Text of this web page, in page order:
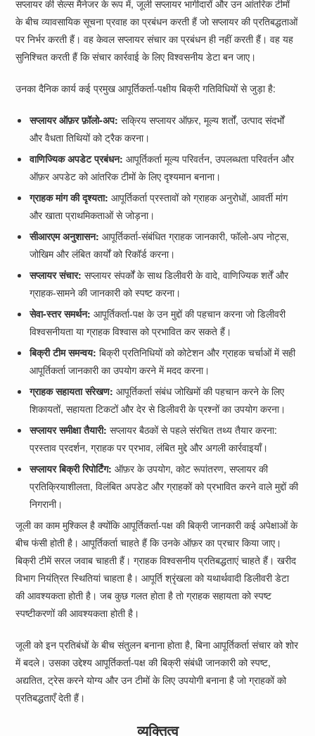
सप्लायर की सेल्स मैनेजर के रूप में, जूली सप्लायर भागीदारों और उन आंतरिक टीमों
के बीच व्यावसायिक सूचना प्रवाह का प्रबंधन करती हैं जो सप्लायर की प्रतिबद्धताओं
पर निर्भर करती हैं। वह केवल सप्लायर संचार का प्रबंधन ही नहीं करती हैं। वह यह
सुनिश्चित करती हैं कि संचार कार्रवाई के लिए विश्वसनीय डेटा बन जाए।
उनका दैनिक कार्य कई प्रमुख आपूर्तिकर्ता-पक्षीय बिक्री गतिविधियों से जुड़ा है:
सप्लायर ऑफ़र फ़ॉलो-अप: सक्रिय सप्लायर ऑफ़र, मूल्य शर्तों, उत्पाद संदर्भों
और वैधता तिथियों को ट्रैक करना।
वाणिज्यिक अपडेट प्रबंधन: आपूर्तिकर्ता मूल्य परिवर्तन, उपलब्धता परिवर्तन और
ऑफ़र अपडेट को आंतरिक टीमों के लिए दृश्यमान बनाना।
ग्राहक मांग की दृश्यता: आपूर्तिकर्ता प्रस्तावों को ग्राहक अनुरोधों, आवर्ती मांग
और खाता प्राथमिकताओं से जोड़ना।
सीआरएम अनुशासन: आपूर्तिकर्ता-संबंधित ग्राहक जानकारी, फॉलो-अप नोट्स,
जोखिम और लंबित कार्यों को रिकॉर्ड करना।
सप्लायर संचार: सप्लायर संपर्कों के साथ डिलीवरी के वादे, वाणिज्यिक शर्तें और
ग्राहक-सामने की जानकारी को स्पष्ट करना।
सेवा-स्तर समर्थन: आपूर्तिकर्ता-पक्ष के उन मुद्दों की पहचान करना जो डिलीवरी
विश्वसनीयता या ग्राहक विश्वास को प्रभावित कर सकते हैं।
बिक्री टीम समन्वय: बिक्री प्रतिनिधियों को कोटेशन और ग्राहक चर्चाओं में सही
आपूर्तिकर्ता जानकारी का उपयोग करने में मदद करना।
ग्राहक सहायता संरेखण: आपूर्तिकर्ता संबंध जोखिमों की पहचान करने के लिए
शिकायतों, सहायता टिकटों और देर से डिलीवरी के प्रश्नों का उपयोग करना।
सप्लायर समीक्षा तैयारी: सप्लायर बैठकों से पहले संरचित तथ्य तैयार करना:
प्रस्ताव प्रदर्शन, ग्राहक पर प्रभाव, लंबित मुद्दे और अगली कार्रवाइयाँ।
सप्लायर बिक्री रिपोर्टिंग: ऑफ़र के उपयोग, कोट रूपांतरण, सप्लायर की
प्रतिक्रियाशीलता, विलंबित अपडेट और ग्राहकों को प्रभावित करने वाले मुद्दों की
निगरानी।
जूली का काम मुश्किल है क्योंकि आपूर्तिकर्ता-पक्ष की बिक्री जानकारी कई अपेक्षाओं के
बीच फंसी होती है। आपूर्तिकर्ता चाहते हैं कि उनके ऑफ़र का प्रचार किया जाए।
बिक्री टीमें सरल जवाब चाहती हैं। ग्राहक विश्वसनीय प्रतिबद्धताएं चाहते हैं। खरीद
विभाग नियंत्रित स्थितियां चाहता है। आपूर्ति श्रृंखला को यथार्थवादी डिलीवरी डेटा
की आवश्यकता होती है। जब कुछ गलत होता है तो ग्राहक सहायता को स्पष्ट
स्पष्टीकरणों की आवश्यकता होती है।
जूली को इन प्रतिबंधों के बीच संतुलन बनाना होता है, बिना आपूर्तिकर्ता संचार को शोर
में बदले। उसका उद्देश्य आपूर्तिकर्ता-पक्ष की बिक्री संबंधी जानकारी को स्पष्ट,
अद्यतित, ट्रेस करने योग्य और उन टीमों के लिए उपयोगी बनाना है जो ग्राहकों को
प्रतिबद्धताएँ देती हैं।
व्यक्तित्व